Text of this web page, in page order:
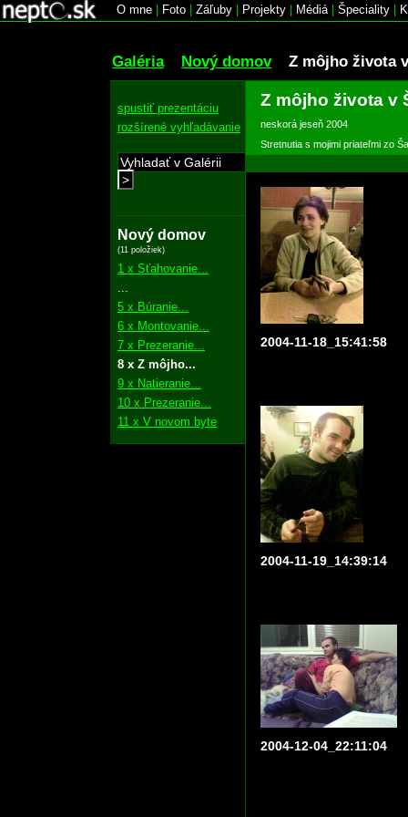
O mne Foto Záľuby Projekty Médiá| Špeciality
Galéria Nový domov Z môjho života
spustiť prezentáciu
rozšírené vyhľadávanie
>
Nový domov
(11 položiek)
1 x Sťahovanie...
5 x Búranie...
6 x Montovanie...
7 x Prezeranie...
8 x Z môjho...
9 x Natieranie...
10 x Prezeranie...
11 x V novom byte
Z môjho života v
neskorá jeseň 2004
Stretnutia s mojimi priateľmi zo
2004-11-18_15:41:58
2004-11-19_14:39:14
2004-12-04_22:11:04